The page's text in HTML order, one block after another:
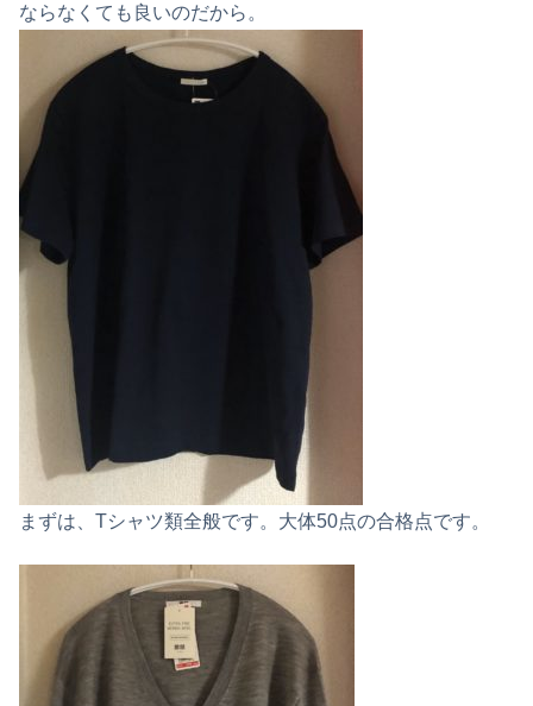
ならなくても良いのだから。
まずは、Tシャツ類全般です。大体50点の合格点です。